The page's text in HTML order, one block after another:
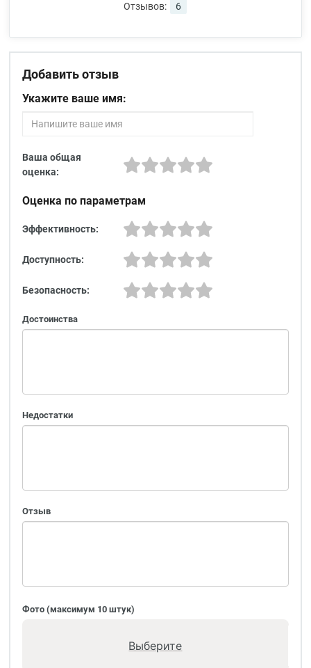
Отзывов: 6
Добавить отзыв
Укажите ваше имя:
Ваша общая
оценка:
Оценка по параметрам
Эффективность:
Доступность:
Безопасность:
Достоинства
Недостатки
Отзыв
Фото (максимум 10 штук)
Выберите